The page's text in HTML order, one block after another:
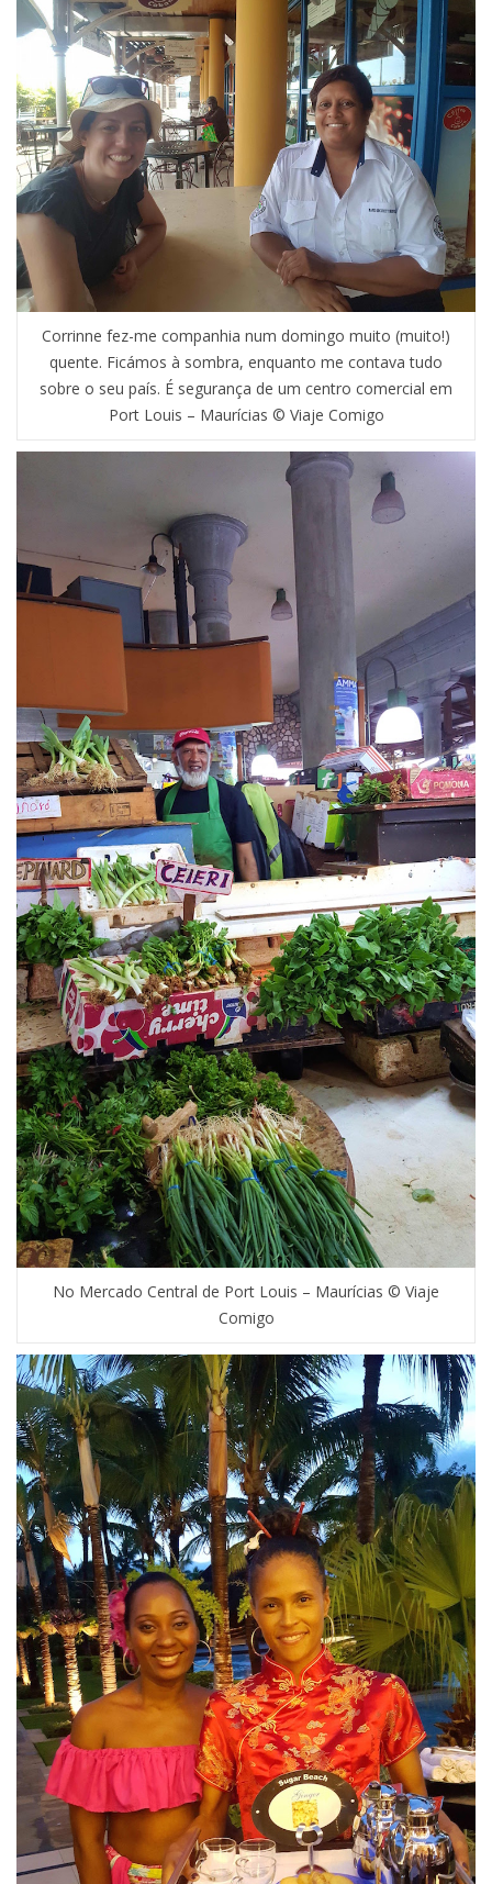
Corrinne fez-me companhia num domingo muito (muito!)
quente. Ficámos à sombra, enquanto me contava tudo
sobre o seu país. É segurança de um centro comercial em
Port Louis – Maurícias © Viaje Comigo
No Mercado Central de Port Louis – Maurícias © Viaje
Comigo